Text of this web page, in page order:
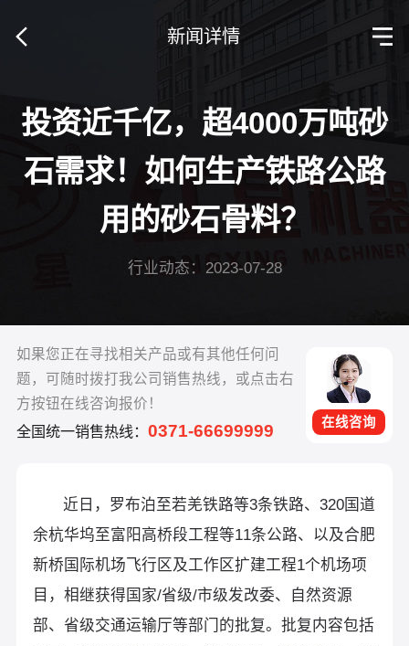
新闻详情
投资近千亿，超4000万吨砂
石需求！如何生产铁路公路
用的砂石骨料？
行业动态：2023-07-28
如果您正在寻找相关产品或有其他任何问
题，可随时拨打我公司销售热线，或点击右
方按钮在线咨询报价！
全国统一销售热线： 0371-66699999 在线咨询
近日，罗布泊至若羌铁路等3条铁路、320国道
余杭华坞至富阳高桥段工程等11条公路、以及合肥
新桥国际机场飞行区及工作区扩建工程1个机场项
目，相继获得国家/省级/市级发改委、自然资源
部、省级交通运输厅等部门的批复。批复内容包括